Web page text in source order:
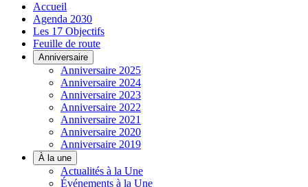
Accueil
Agenda 2030
Les 17 Objectifs
Feuille de route
Anniversaire
Anniversaire 2025
Anniversaire 2024
Anniversaire 2023
Anniversaire 2022
Anniversaire 2021
Anniversaire 2020
Anniversaire 2019
À la une
Actualités à la Une
Événements à la Une